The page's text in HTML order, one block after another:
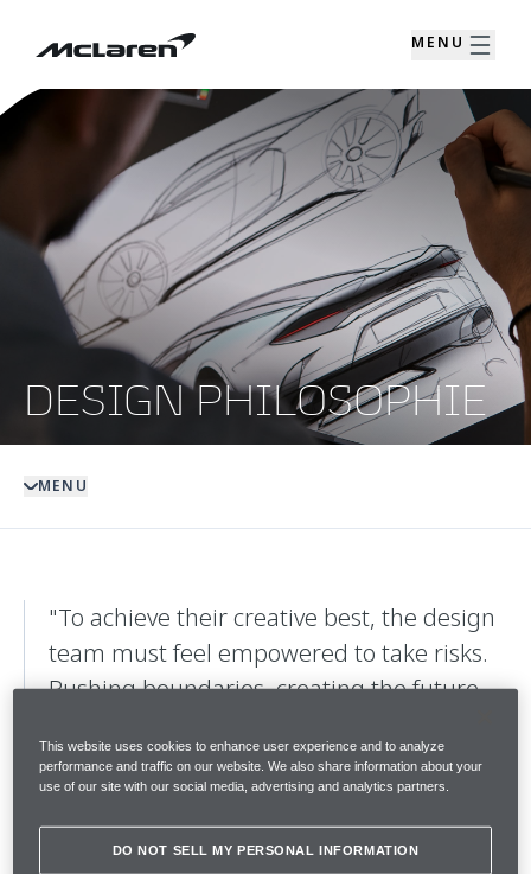
MENU
DESIGN PHILOSOPHIE
MENU
"To achieve their creative best, the design
team must feel empowered to take risks.
Pushing boundaries, creating the future –
also about listening to your intuition. Then
drawing from the heart."
McLaren Automotive
Design Director
This website uses cookies to enhance user experience and to analyze
performance and traffic on our website. We also share information about your
use of our site with our social media, advertising and analytics partners.
DO NOT SELL MY PERSONAL INFORMATION